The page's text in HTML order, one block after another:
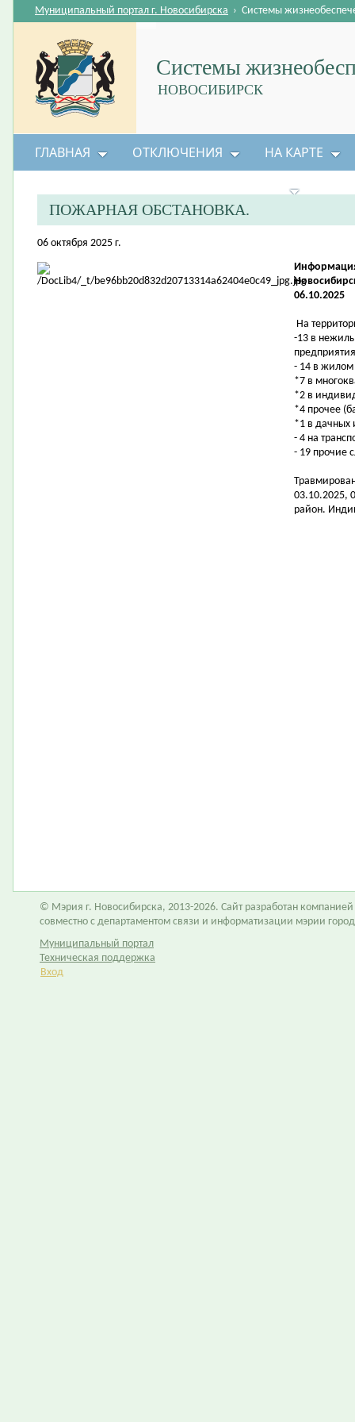
Системы
НОВОСИБИРСК
Муниципальный портал г. Новосибирска › Системы
ГЛАВНАЯ ОТКЛЮЧЕНИЯ НА КАРТЕ
ПОЖАРНАЯ ОБСТАНОВКА.
06 октября 2025 г.
06.10.2025
На
-13 в
- 14 в жилом
*7 в
*2 в
*4 прочее
*1 в дачных
- 4 на
- 19 прочие
03.10.2025,
район.
© Мэрия г. Новосибирска, 2013-2026. Сайт разработан компанией
совместно с департаментом связи и информатизации мэрии
Муниципальный портал
Техническая поддержка
Вход